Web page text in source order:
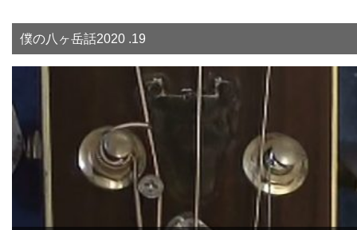
僕の八ヶ岳話2020 .19